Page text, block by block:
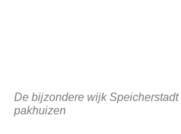
De bijzondere wijk Speicherstadt
pakhuizen